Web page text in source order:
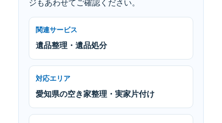
ジもあわせてご確認ください。
関連サービス
遺品整理・遺品処分
対応エリア
愛知県の空き家整理・実家片付け